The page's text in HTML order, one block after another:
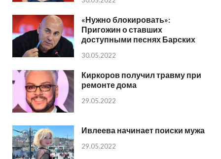
«Нужно блокировать»:
Пригожин о ставших
доступными песнях Барских
30.05.2022
Киркоров получил травму при
ремонте дома
29.05.2022
Ивлеева начинает поиски мужа
29.05.2022